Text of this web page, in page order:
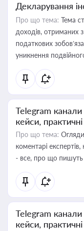
Декларування
Про що тема: Тема
доходів, отриманих
податкових
уникнення
Telegram канали
кейси,
Про що тема:
коментарі
- все, про що пишуть
Telegram
кейси,